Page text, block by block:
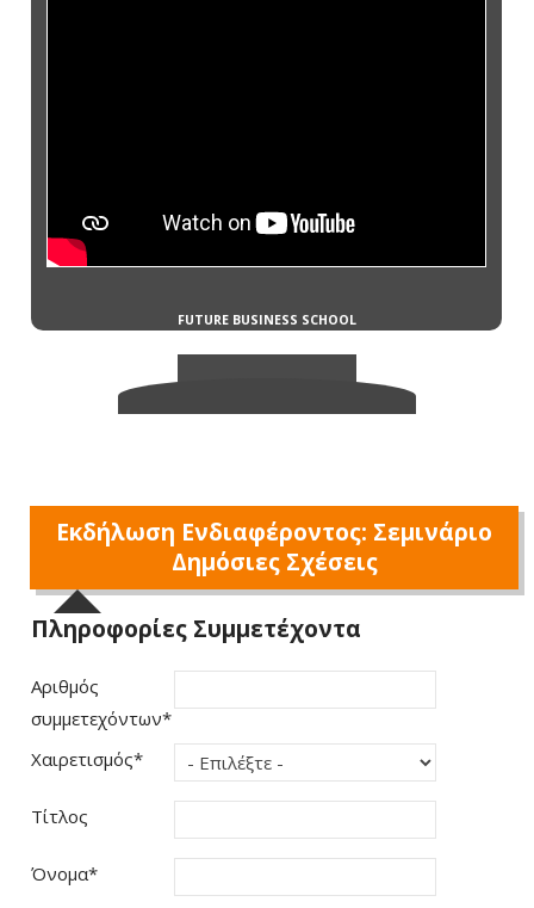
Εκδήλωση Ενδιαφέροντος: Σεμινάριο
Δημόσιες Σχέσεις
Πληροφορίες Συμμετέχοντα
Αριθμός
συμμετεχόντων*
Χαιρετισμός*
Τίτλος
Όνομα*